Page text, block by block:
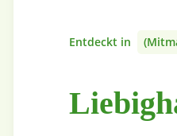
Entdeckt in